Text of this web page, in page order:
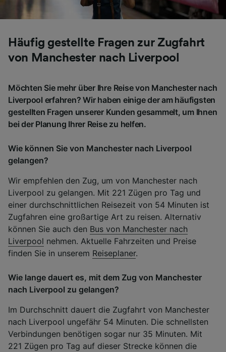
Häufig gestellte Fragen zur Zugfahrt
von Manchester nach Liverpool
Möchten Sie mehr über Ihre Reise von Manchester nach
Liverpool erfahren? Wir haben einige der am häufigsten
gestellten Fragen unserer Kunden gesammelt, um Ihnen
bei der Planung Ihrer Reise zu helfen.
Wie können Sie von Manchester nach Liverpool
gelangen?
Wir empfehlen den Zug, um von Manchester nach
Liverpool zu gelangen. Mit 221 Zügen pro Tag und
einer durchschnittlichen Reisezeit von 54 Minuten ist
Zugfahren eine großartige Art zu reisen. Alternativ
können Sie auch den Bus von Manchester nach
Liverpool nehmen. Aktuelle Fahrzeiten und Preise
finden Sie in unserem Reiseplaner.
Wie lange dauert es, mit dem Zug von Manchester
nach Liverpool zu gelangen?
Im Durchschnitt dauert die Zugfahrt von Manchester
nach Liverpool ungefähr 54 Minuten. Die schnellsten
Verbindungen benötigen sogar nur 35 Minuten. Mit
221 Zügen pro Tag auf dieser Strecke können die